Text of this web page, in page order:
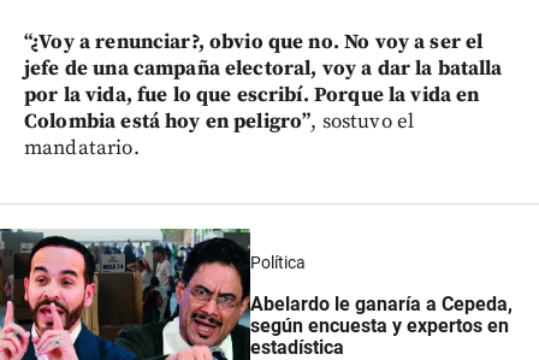
“¿Voy a renunciar?, obvio que no. No voy a ser el
jefe de una campaña electoral, voy a dar la batalla
por la vida, fue lo que escribí. Porque la vida en
Colombia está hoy en peligro”, sostuvo el
mandatario.
Política
Abelardo le ganaría a Cepeda,
según encuesta y expertos en
estadística